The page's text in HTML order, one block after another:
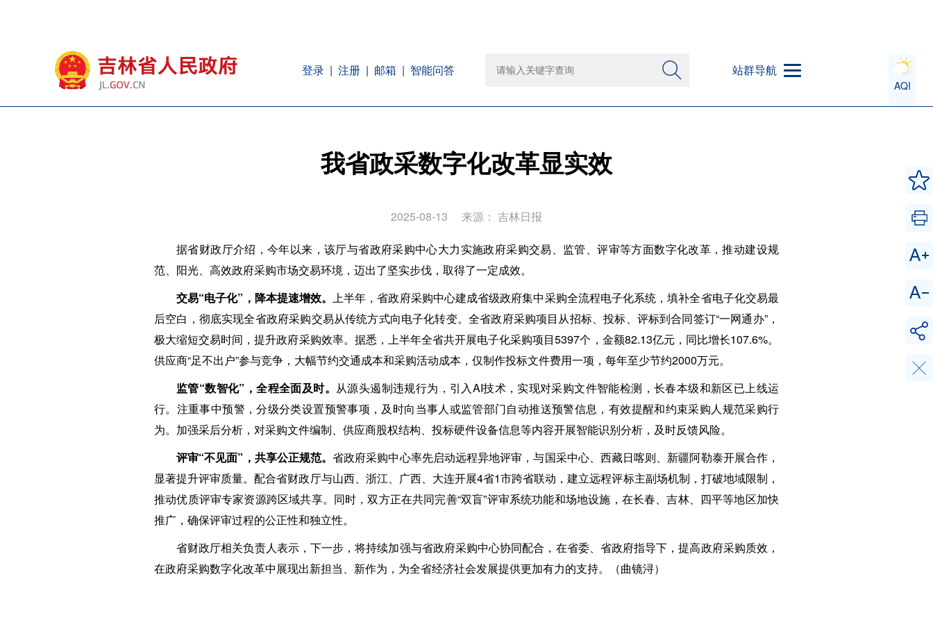
登录 注册 邮箱 智能问答 站群导航
AQI
我省政采数字化改革显实效
2025-08-13 来源： 吉林日报
据省财政厅介绍，今年以来，该厅与省政府采购中心大力实施政府采购交易、监管、评审等方面数字化改革，推动建设规
范、阳光、高效政府采购市场交易环境，迈出了坚实步伐，取得了一定成效。
交易“电子化”，降本提速增效。上半年，省政府采购中心建成省级政府集中采购全流程电子化系统，填补全省电子化交易最
后空白，彻底实现全省政府采购交易从传统方式向电子化转变。全省政府采购项目从招标、投标、评标到合同签订“一网通办”，
极大缩短交易时间，提升政府采购效率。据悉，上半年全省共开展电子化采购项目5397个，金额82.13亿元，同比增长107.6%。
供应商“足不出户”参与竞争，大幅节约交通成本和采购活动成本，仅制作投标文件费用一项，每年至少节约2000万元。
监管“数智化”，全程全面及时。 从源头遏制违规行为，引入AI技术，实现对采购文件智能检测，长春本级和新区已上线运
行。注重事中预警，分级分类设置预警事项，及时向当事人或监管部门自动推送预警信息，有效提醒和约束采购人规范采购行
为。加强采后分析，对采购文件编制、供应商股权结构、投标硬件设备信息等内容开展智能识别分析，及时反馈风险。
评审“不见面”，共享公正规范。省政府采购中心率先启动远程异地评审，与国采中心、西藏日喀则、新疆阿勒泰开展合作，
显著提升评审质量。配合省财政厅与山西、浙江、广西、大连开展4省1市跨省联动，建立远程评标主副场机制，打破地域限制，
推动优质评审专家资源跨区域共享。同时，双方正在共同完善“双盲”评审系统功能和场地设施，在长春、吉林、四平等地区加快
推广，确保评审过程的公正性和独立性。
省财政厅相关负责人表示，下一步，将持续加强与省政府采购中心协同配合，在省委、省政府指导下，提高政府采购质效，
在政府采购数字化改革中展现出新担当、新作为，为全省经济社会发展提供更加有力的支持。（曲镜浔）